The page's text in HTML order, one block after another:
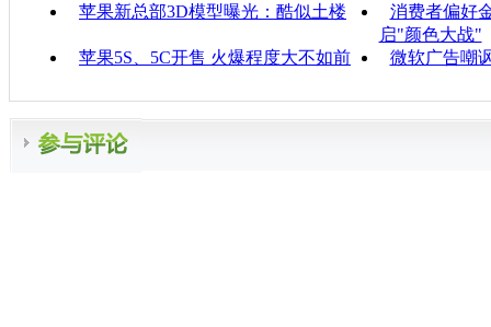
苹果新总部3D模型曝光：酷似土楼
消费者偏好
启"颜色大战"
苹果5S、5C开售 火爆程度大不如前
微软广告嘲